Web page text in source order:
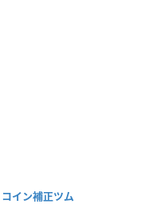
コイン補正ツム